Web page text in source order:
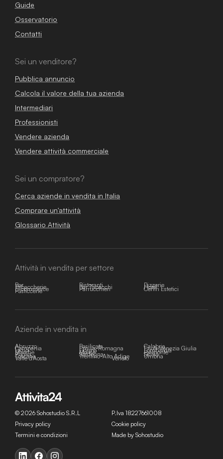
Guide
Osservatorio
Contatti
Sei un venditore?
Pubblica annuncio
Calcola il valore della tua azienda
Intermediari
Professionisti
Vendere azienda
Vendere attività commerciale
Sei un compratore?
Cerca aziende in vendita in Italia
Comprare un'attività
Glossario Attività
Attività in vendita per settore
Bar Ristoranti Pizzerie
Tabaccherie Bar Tabacchi Hotel
E-commerce Parrucchieri Centri Estetici
Pasticcerie
Aziende in vendita in
Abruzzo Basilicata Calabria
Campania Emilia-Romagna Friuli-Venezia Giulia
Lazio Liguria Lombardia
Marche Molise Piemonte
Puglia Sardegna Sicilia
Toscana Trentino-Alto Adige Umbria
Valle d'Aosta Veneto
© 2026 Sohostudio S.R.L
P.Iva 18227661008
Privacy policy
Cookie policy
Termini e condizioni
Made by Sohostudio